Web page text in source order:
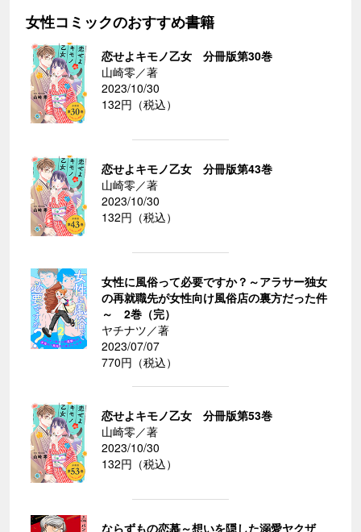
女性コミックのおすすめ書籍
恋せよキモノ乙女 分冊版第30巻
山崎零／著
2023/10/30
132円（税込）
恋せよキモノ乙女 分冊版第43巻
山崎零／著
2023/10/30
132円（税込）
女性に風俗って必要ですか？～アラサー独女
の再就職先が女性向け風俗店の裏方だった件
～ 2巻（完）
ヤチナツ／著
2023/07/07
770円（税込）
恋せよキモノ乙女 分冊版第53巻
山崎零／著
2023/10/30
132円（税込）
ならずもの恋慕～想いを隠した溺愛ヤクザ